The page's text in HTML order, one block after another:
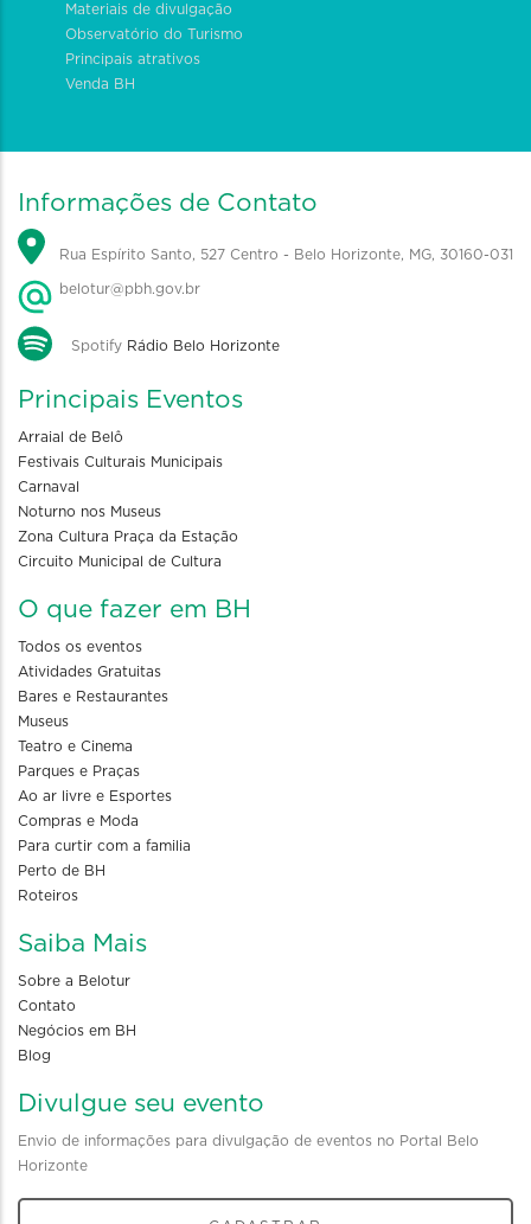
Materiais de divulgação
Observatório do Turismo
Principais atrativos
Venda BH
Informações de Contato
Rua Espírito Santo, 527 Centro - Belo Horizonte, MG, 30160-031
belotur@pbh.gov.br
Spotify Rádio Belo Horizonte
Principais Eventos
Arraial de Belô
Festivais Culturais Municipais
Carnaval
Noturno nos Museus
Zona Cultura Praça da Estação
Circuito Municipal de Cultura
O que fazer em BH
Todos os eventos
Atividades Gratuitas
Bares e Restaurantes
Museus
Teatro e Cinema
Parques e Praças
Ao ar livre e Esportes
Compras e Moda
Para curtir com a familia
Perto de BH
Roteiros
Saiba Mais
Sobre a Belotur
Contato
Negócios em BH
Blog
Divulgue seu evento
Envio de informações para divulgação de eventos no Portal Belo
Horizonte